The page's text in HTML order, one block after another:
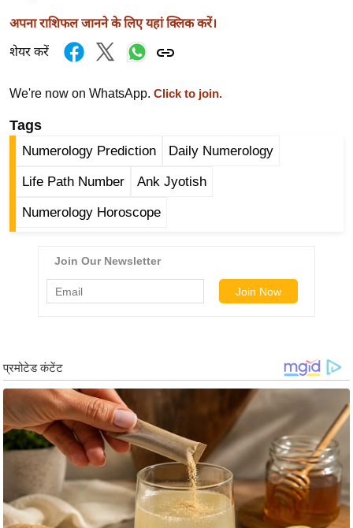
ज
ति
वि
श्ले
ण
स
भू
मि
स्तं
भ
ए
.
अपना राशिफल जानने के लिए यहां क्लिक करें।
शेयर करें
We're now on WhatsApp. Click to join.
Tags
Numerology Prediction Daily Numerology
Life Path Number Ank Jyotish
Numerology Horoscope